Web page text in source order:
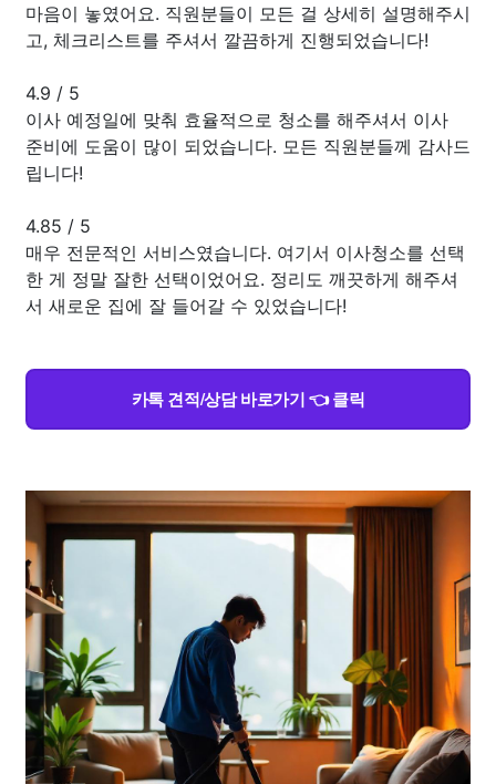
마음이 놓였어요. 직원분들이 모든 걸 상세히 설명해주시
고, 체크리스트를 주셔서 깔끔하게 진행되었습니다!
4.9 / 5
이사 예정일에 맞춰 효율적으로 청소를 해주셔서 이사
준비에 도움이 많이 되었습니다. 모든 직원분들께 감사드
립니다!
4.85 / 5
매우 전문적인 서비스였습니다. 여기서 이사청소를 선택
한 게 정말 잘한 선택이었어요. 정리도 깨끗하게 해주셔
서 새로운 집에 잘 들어갈 수 있었습니다!
카톡 견적/상담 바로가기 👈 클릭